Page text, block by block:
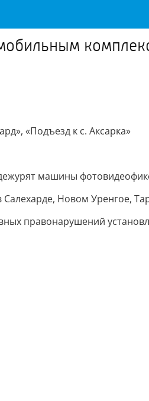
«Подъезд к с. Аксарка»
машины
Новом Уренгое,
правонарушений